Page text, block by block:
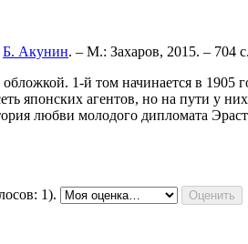
Б. Акунин. – М.: Захаров, 2015. – 704
1-й том начинается в
японских агентов, но на пути
любви молодого дипломата
1).